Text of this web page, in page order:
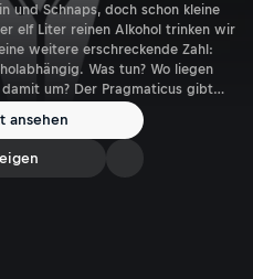
und Schnaps, doch schon kleine
elf Liter reinen Alkohol trinken wir
weitere erschreckende Zahl:
Was tun? Wo liegen
um? Der Pragmaticus gibt
ansehen